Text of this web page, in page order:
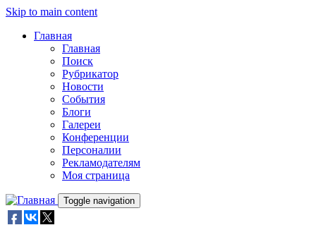
Skip to main content
Главная
Главная
Поиск
Рубрикатор
Новости
События
Блоги
Галереи
Конференции
Персоналии
Рекламодателям
Моя страница
Toggle navigation